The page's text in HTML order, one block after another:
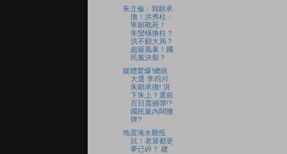
朱立倫：我願承
擔！洪秀柱：
寧願戰死！
朱蠻橫換柱？
洪不顧大局？
超級風暴！國
民黨決裂？
媒體驚爆!總統
大選 李四川:
朱願承擔! 洪
下朱上？選前
百日震撼彈!?
國民黨內鬨攤
牌?
地震淹水難抵
抗！老屋都更
夢已碎？ 建